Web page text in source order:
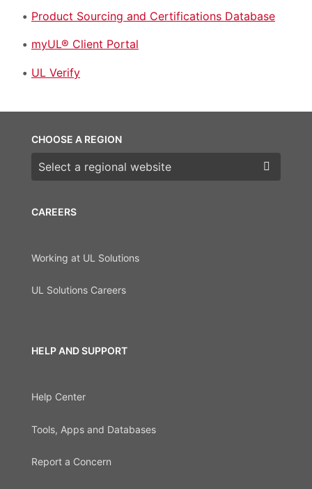
Product Sourcing and Certifications Database
myUL® Client Portal
UL Verify
CAREERS
Working at UL Solutions
UL Solutions Careers
HELP AND SUPPORT
Help Center
Tools, Apps and Databases
Report a Concern
CHOOSE A REGION
Choose a region